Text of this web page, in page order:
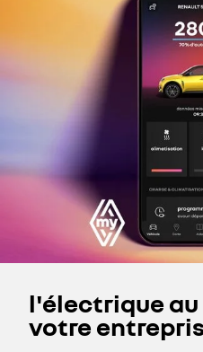
l'électrique au
votre